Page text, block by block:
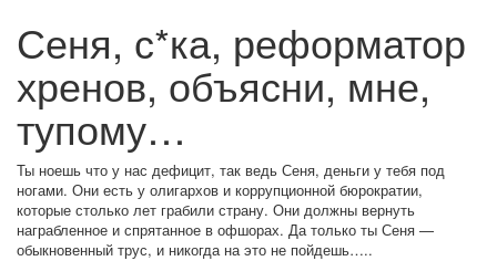
Сеня, с*ка, реформатор
хренов, объясни, мне,
тупому…
Ты ноешь что у нас дефицит, так ведь Сеня, деньги у тебя под
ногами. Они есть у олигархов и коррупционной бюрократии,
которые столько лет грабили страну. Они должны вернуть
награбленное и спрятанное в офшорах. Да только ты Сеня —
обыкновенный трус, и никогда на это не пойдешь…..